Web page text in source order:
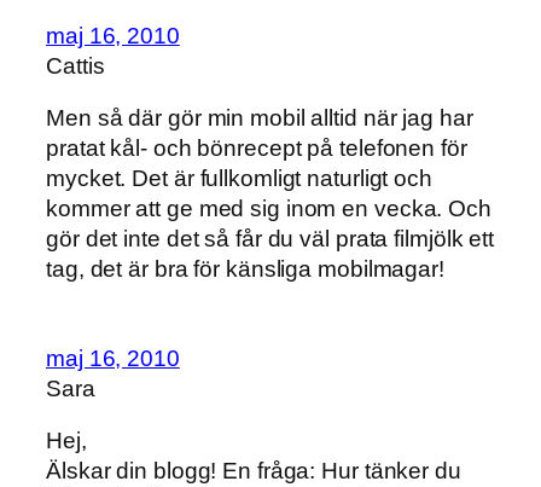
maj 16, 2010
Cattis
Men så där gör min mobil alltid när jag har
pratat kål- och bönrecept på telefonen för
mycket. Det är fullkomligt naturligt och
kommer att ge med sig inom en vecka. Och
gör det inte det så får du väl prata filmjölk ett
tag, det är bra för känsliga mobilmagar!
maj 16, 2010
Sara
Hej,
Älskar din blogg! En fråga: Hur tänker du